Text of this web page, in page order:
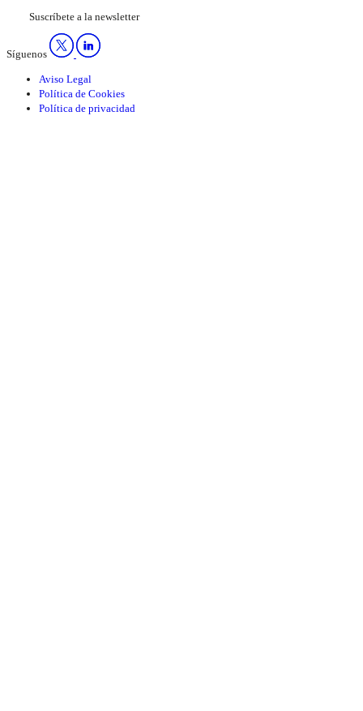
Suscríbete a la newsletter
Síguenos
Aviso Legal
Política de Cookies
Política de privacidad